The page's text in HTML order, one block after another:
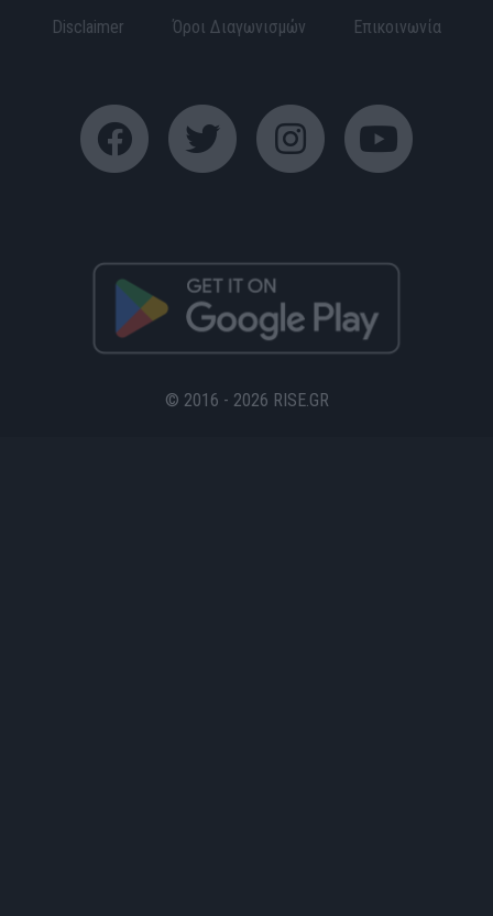
Disclaimer Όροι Διαγωνισμών Επικοινωνία
© 2016 - 2026 RISE.GR